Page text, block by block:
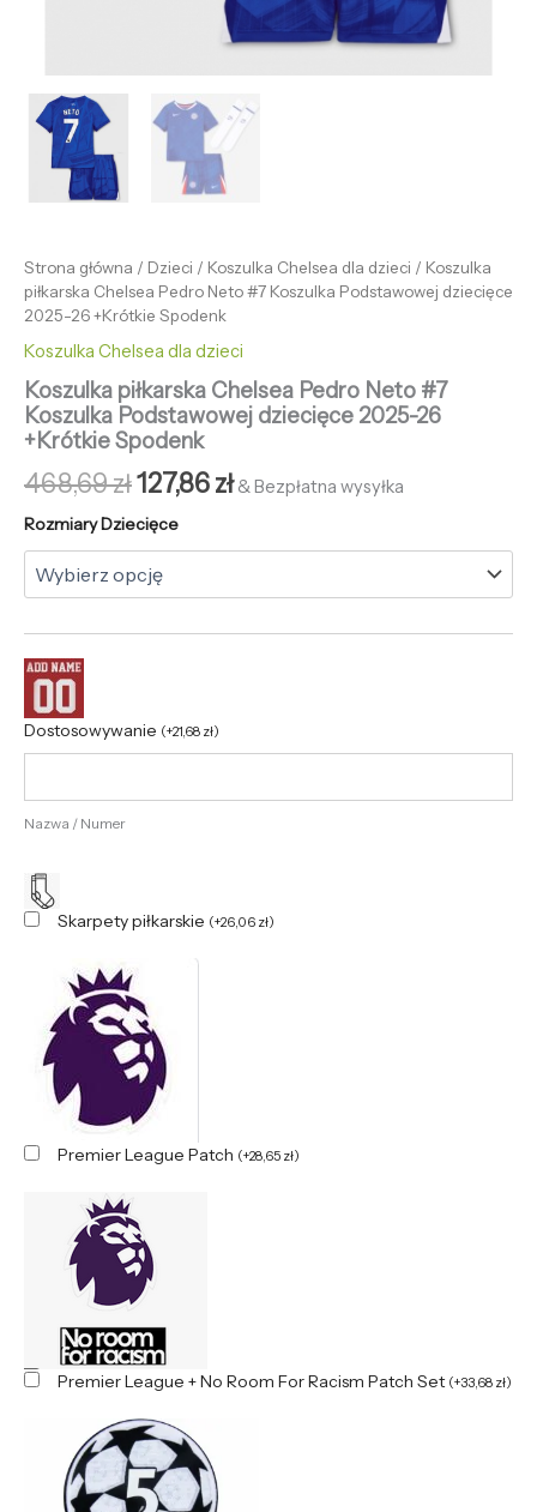
Strona główna / Dzieci / Koszulka Chelsea dla dzieci / Koszulka
piłkarska Chelsea Pedro Neto #7 Koszulka Podstawowej dziecięce
2025-26 +Krótkie Spodenk
Koszulka Chelsea dla dzieci
Koszulka piłkarska Chelsea Pedro Neto #7
Koszulka Podstawowej dziecięce 2025-26
+Krótkie Spodenk
468,69zł127,86zł & Bezpłatna wysyłka
Rozmiary Dziecięce
Dostosowywanie (+21,68 zł)
Nazwa / Numer
Skarpety piłkarskie (+26,06 zł)
Premier League Patch (+28,65 zł)
Premier League + No Room For Racism Patch Set (+33,68 zł)